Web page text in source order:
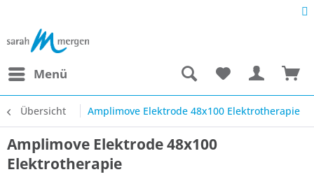
Menü
Übersicht Amplimove Elektrode 48x100 Elektrotherapie
Amplimove Elektrode 48x100
Elektrotherapie